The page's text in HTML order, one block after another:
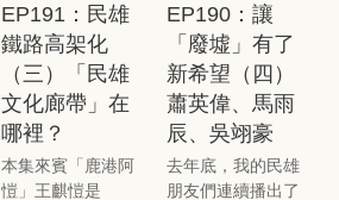
位」，這些看似微
小的細節，都可能
造成長期累積的身
心負擔。
女農、男農、農會
同仁，更有研究人
員與大學教師參
與。聽眾在交流中
不只傾訴困境，更
同心協力激盪解
方，從個人層面的
影。她們既是農夫
也是農婦，既要田
間管理，也要照顧
家庭。過去女性在
傳統農業社會中常
被視為「輔助角
色」，事實上她們
EP191：民雄
鐵路高架化
（三）「民雄
文化廊帶」在
哪裡？
本集來賓「鹿港阿
愷」王麒愷是
EP190：讓
「廢墟」有了
新希望（四）
蕭英偉、馬雨
辰、吳翊豪
去年底，我的民雄
朋友們連續播出了